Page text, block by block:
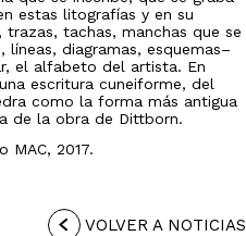
estas litografías y en su
tachas, manchas que se
diagramas, esquemas–
el alfabeto del artista. En
escritura cuneiforme, del
como la forma más antigua
de la obra de Dittborn.
MAC, 2017.
VOLVER A NOTICIAS